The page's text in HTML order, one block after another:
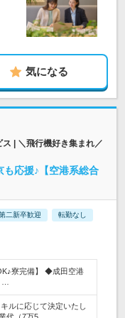
気になる
| ＼飛行機好き集まれ／
応援♪【空港系総合
二新卒歓迎 転勤なし
寮完備】 ◆成田空港
ルに応じて決定いたし